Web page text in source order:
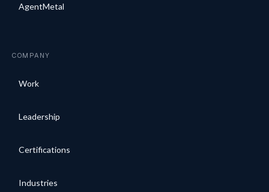
AgentMetal
COMPANY
Work
Leadership
Certifications
Industries